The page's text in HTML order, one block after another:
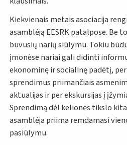
Kiekvienais metais asociacija
asamblėją EESRK patalpose. Be
buvusių narių siūlymu. Tokiu
įmonėse nariai gali didinti
ekonominę ir socialinę padėtį,
sprendimus priimančiais
aktualijas ir per ekskursijas į
Sprendimą dėl kelionės tikslo
asamblėja priima remdamasi
pasiūlymu.